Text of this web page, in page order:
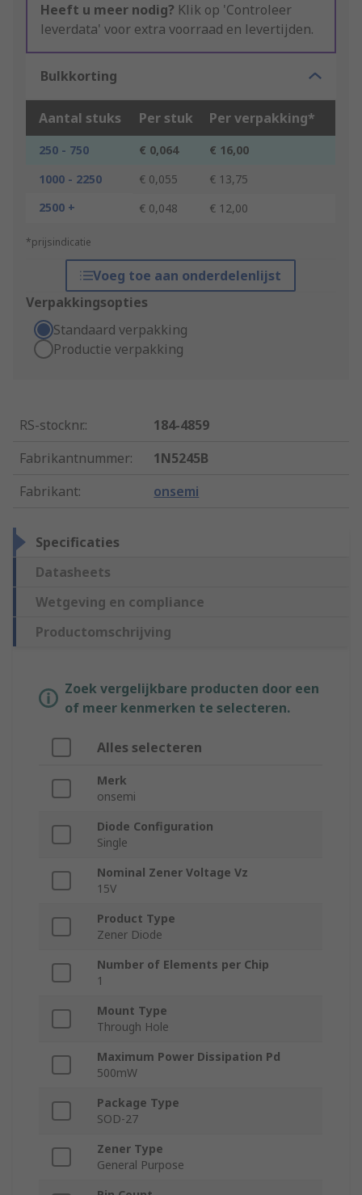
Heeft u meer nodig? Klik op 'Controleer
leverdata' voor extra voorraad en levertijden.
Bulkkorting
Aantal stuks Per stuk Per verpakking*
250 - 750 € 0,064
€ 16,00
1000 - 2250
€ 0,055
€ 13,75
2500 +
€ 0,048 € 12,00
*prijsindicatie
Voeg toe aan onderdelenlijst
Verpakkingsopties
Standaard verpakking
Productie verpakking
RS-stocknr.:
184-4859
Fabrikantnummer:
1N5245B
Fabrikant: onsemi
Specificaties
Datasheets
Wetgeving en compliance
Productomschrijving
Zoek vergelijkbare producten door een
of meer kenmerken te selecteren.
Alles selecteren
Merk
onsemi
Diode Configuration
Single
Nominal Zener Voltage Vz
15V
Product Type
Zener Diode
Number of Elements per Chip
1
Mount Type
Through Hole
Maximum Power Dissipation Pd
500mW
Package Type
SOD-27
Zener Type
General Purpose